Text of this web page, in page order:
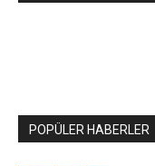
POPÜLER HABERLER